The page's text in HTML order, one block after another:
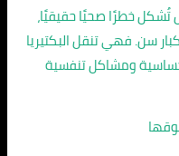
خطرًا صحيًا حقيقيًا،
سن. فهي تنقل البكتيريا
ومشاكل تنفسية